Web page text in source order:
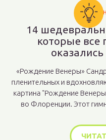
14
которые все
«Рождение Венеры»
пленительных и
картина "Рождение
во Флоренции. Этот